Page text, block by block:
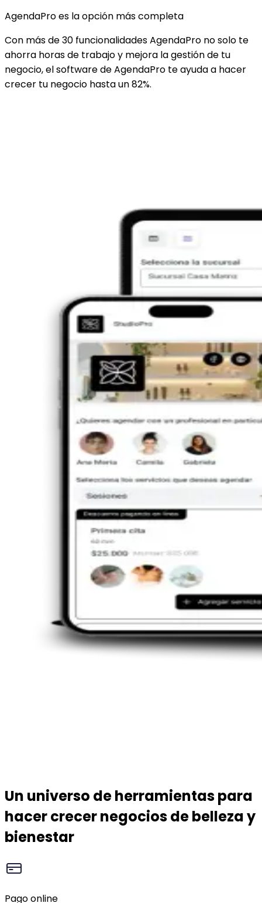
AgendaPro es la opción más completa
Con más de 30 funcionalidades AgendaPro no solo te
ahorra horas de trabajo y mejora la gestión de tu
negocio, el software de AgendaPro te ayuda a hacer
crecer tu negocio hasta un 82%.
Un universo de herramientas para
hacer crecer negocios de belleza y
bienestar
Pago online